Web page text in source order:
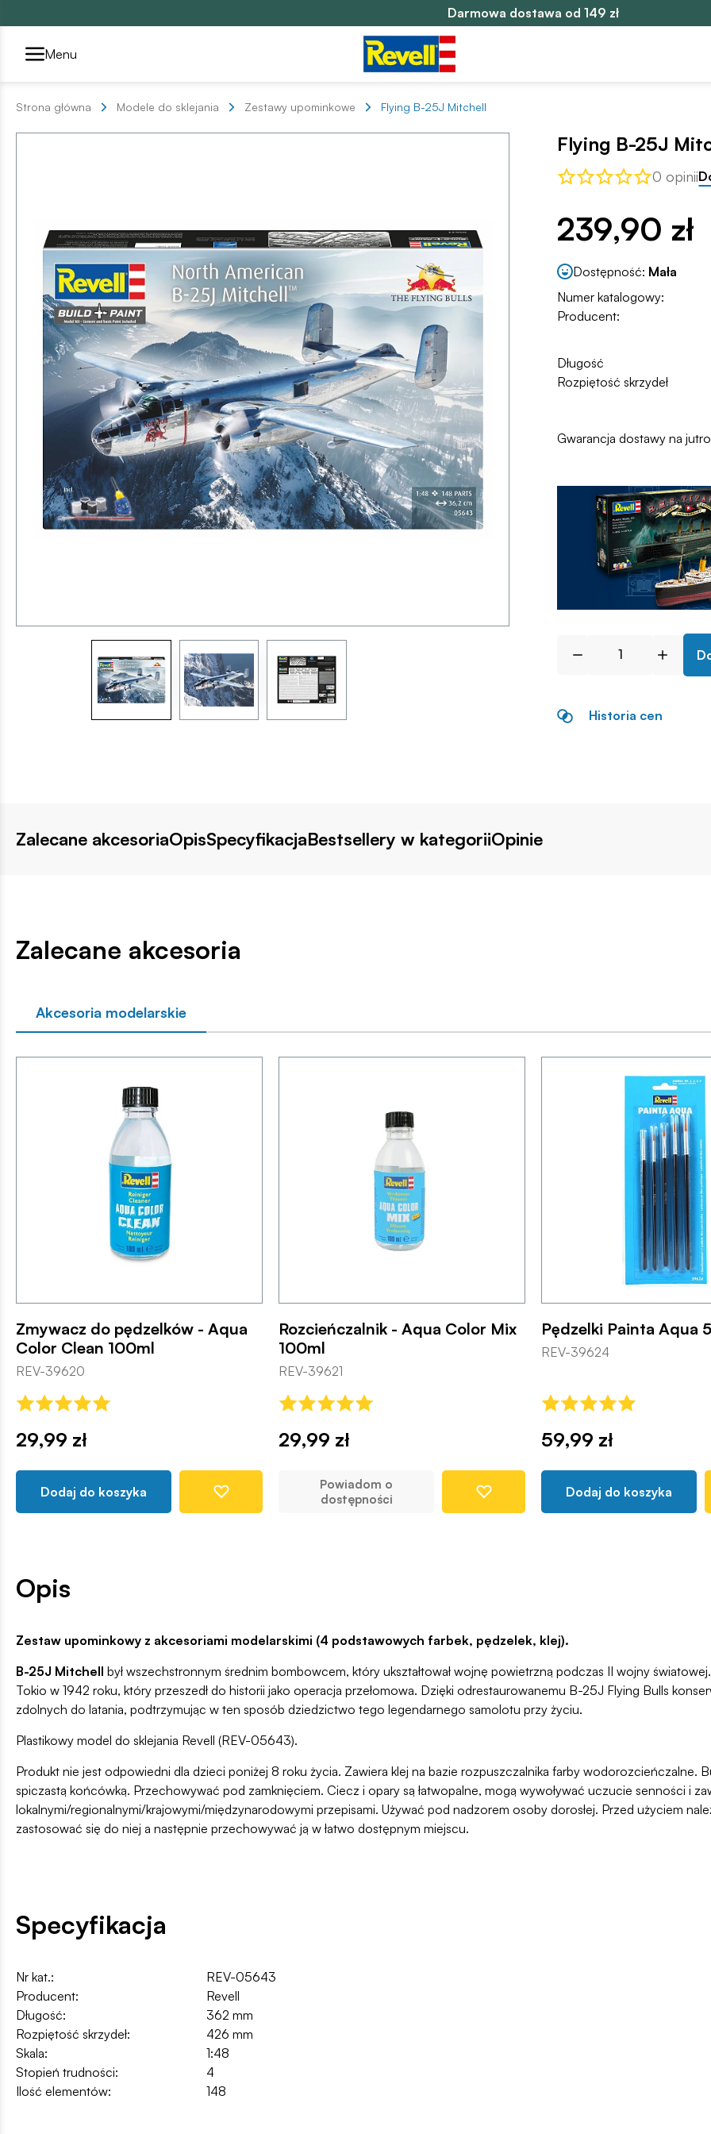
Darmowa dostawa od 149 zł
Przełącznik segmentów2
Menu
Strona główna Modele do sklejania Zestawy upominkowe Flying B-25J Mitchell
Flying B-25J
0 opinii
239,90 zł
Dostępność: Mała
Numer katalogowy:
Producent:
Długość
Rozpiętość skrzydeł
Gwarancja dostawy na
Historia cen
Zalecane akcesoriaOpisSpecyfikacjaBestsellery w kategoriiOpinie
Zalecane akcesoria
Akcesoria modelarskie
Zmywacz do pędzelków - Aqua
Color Clean 100ml
REV-39620
29,99 zł
Dodaj do koszyka
Rozcieńczalnik - Aqua Color Mix
100ml
REV-39621
29,99 zł
Powiadom o
dostępności
Pędzelki Painta Aqua
REV-39624
59,99 zł
Dodaj do koszyka
Opis
Zestaw upominkowy z akcesoriami modelarskimi (4 podstawowych farbek, pędzelek, klej).
B-25J Mitchell był wszechstronnym średnim bombowcem, który ukształtował wojnę powietrzną podczas II wojny
Tokio w 1942 roku, który przeszedł do historii jako operacja przełomowa. Dzięki odrestaurowanemu B-25J Flying Bulls
zdolnych do latania, podtrzymując w ten sposób dziedzictwo tego legendarnego samolotu przy życiu.
Plastikowy model do sklejania Revell (REV-05643).
Produkt nie jest odpowiedni dla dzieci poniżej 8 roku życia. Zawiera klej na bazie rozpuszczalnika farby wodorozcieńczalne.
spiczastą końcówką. Przechowywać pod zamknięciem. Ciecz i opary są łatwopalne, mogą wywoływać uczucie senności i
lokalnymi/regionalnymi/krajowymi/międzynarodowymi przepisami. Używać pod nadzorem osoby dorosłej. Przed użyciem
zastosować się do niej a następnie przechowywać ją w łatwo dostępnym miejscu.
Specyfikacja
Nr kat.:
REV-05643
Producent:
Revell
Długość:
362 mm
Rozpiętość skrzydeł:
426 mm
Skala:
1:48
Stopień trudności:
4
Ilość elementów:
148